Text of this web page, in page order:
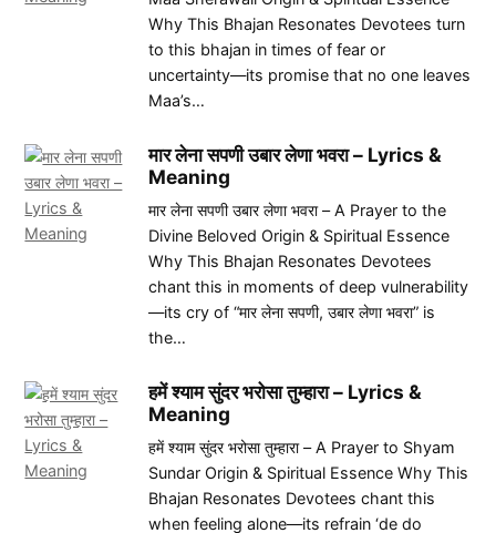
Why This Bhajan Resonates Devotees turn
to this bhajan in times of fear or
uncertainty—its promise that no one leaves
Maa’s…
मार लेना सपणी उबार लेणा भवरा – Lyrics &
Meaning
मार लेना सपणी उबार लेणा भवरा – A Prayer to the
Divine Beloved Origin & Spiritual Essence
Why This Bhajan Resonates Devotees
chant this in moments of deep vulnerability
—its cry of “मार लेना सपणी, उबार लेणा भवरा” is
the…
हमें श्याम सुंदर भरोसा तुम्हारा – Lyrics &
Meaning
हमें श्याम सुंदर भरोसा तुम्हारा – A Prayer to Shyam
Sundar Origin & Spiritual Essence Why This
Bhajan Resonates Devotees chant this
when feeling alone—its refrain ‘de do